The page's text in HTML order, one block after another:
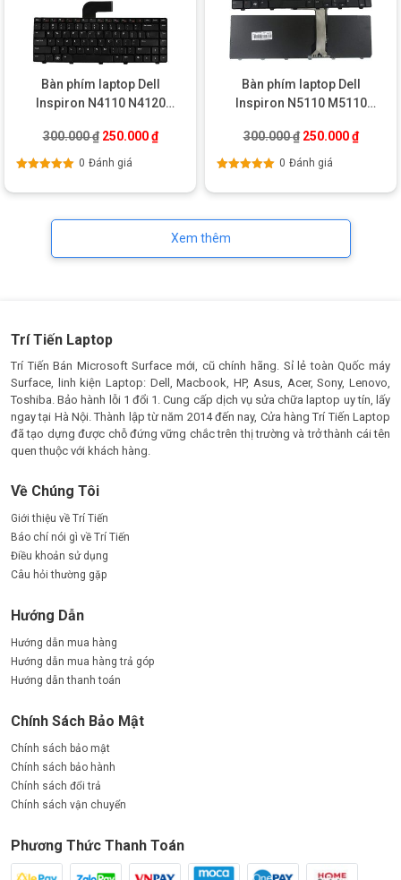
Bàn phím laptop Dell
Inspiron N4110 N4120
M5040
300.000₫ Giá gốc là: 300.000 ₫.
250.000₫Giá hiện tại là: 250.000 ₫.
0 Đánh giá
Bàn phím laptop Dell
Inspiron N5110 M5110
300.000₫ Giá gốc là:
250.000₫Giá
0 Đánh giá
Xem thêm
Trí Tiến Laptop
Trí Tiến Bán Microsoft Surface mới, cũ chính hãng. Sỉ lẻ toàn Quốc máy
Surface, linh kiện Laptop: Dell, Macbook, HP, Asus, Acer, Sony, Lenovo,
Toshiba. Bảo hành lỗi 1 đổi 1. Cung cấp dịch vụ sửa chữa laptop uy tín, lấy
ngay tại Hà Nội. Thành lập từ năm 2014 đến nay, Cửa hàng Trí Tiến Laptop
đã tạo dựng được chỗ đứng vững chắc trên thị trường và trở thành cái tên
quen thuộc với khách hàng.
Về Chúng Tôi
Giới thiệu về Trí Tiến
Báo chí nói gì về Trí Tiến
Điều khoản sử dụng
Câu hỏi thường gặp
Hướng Dẫn
Hướng dẫn mua hàng
Hướng dẫn mua hàng trả góp
Hướng dẫn thanh toán
Chính Sách Bảo Mật
Chính sách bảo mật
Chính sách bảo hành
Chính sách đổi trả
Chính sách vận chuyển
Phương Thức Thanh Toán